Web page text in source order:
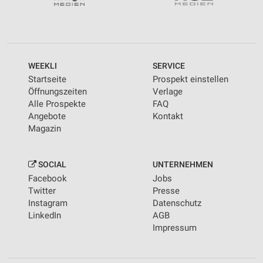
WEEKLI
Startseite
Öffnungszeiten
Alle Prospekte
Angebote
Magazin
SERVICE
Prospekt einstellen
Verlage
FAQ
Kontakt
SOCIAL
Facebook
Twitter
Instagram
LinkedIn
UNTERNEHMEN
Jobs
Presse
Datenschutz
AGB
Impressum